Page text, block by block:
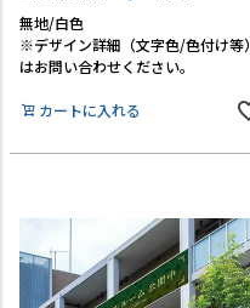
無地/白色
※デザイン詳細（文字色/色付け等）
はお問い合わせください。
カートに入れる